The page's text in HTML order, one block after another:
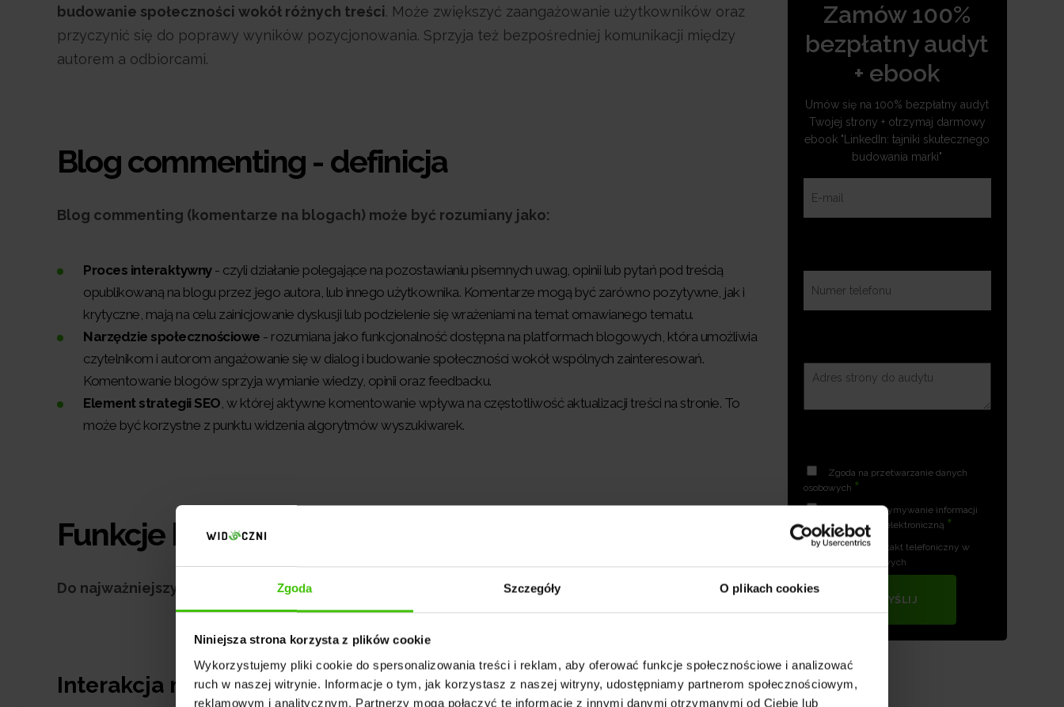
Zgoda Szczegóły O plikach cookies
Niniejsza strona korzysta z plików cookie
Wykorzystujemy pliki cookie do spersonalizowania treści i reklam, aby oferować funkcje społecznościowe i analizować
ruch w naszej witrynie. Informacje o tym, jak korzystasz z naszej witryny, udostępniamy partnerom społecznościowym,
reklamowym i analitycznym. Partnerzy mogą połączyć te informacje z innymi danymi otrzymanymi od Ciebie lub
budowanie społeczności wokół różnych treści. Może zwiększyć zaangażowanie użytkowników oraz
przyczynić się do poprawy wyników pozycjonowania. Sprzyja też bezpośredniej komunikacji między
autorem a odbiorcami.
Blog commenting - definicja
Blog commenting (komentarze na blogach) może być rozumiany jako:
Proces interaktywny- czyli działanie polegające na pozostawianiu pisemnych uwag, opinii lub pytań pod treścią
opublikowaną na blogu przez jego autora, lub innego użytkownika. Komentarze mogą być zarówno pozytywne, jak i
krytyczne, mają na celu zainicjowanie dyskusji lub podzielenie się wrażeniami na temat omawianego tematu.
Narzędzie społecznościowe - rozumiana jako funkcjonalność dostępna na platformach blogowych, która umożliwia
czytelnikom i autorom angażowanie się w dialog i budowanie społeczności wokół wspólnych zainteresowań.
Komentowanie blogów sprzyja wymianie wiedzy, opinii oraz feedbacku.
Element strategii SEO, w której aktywne komentowanie wpływa na częstotliwość aktualizacji treści na stronie. To
może być korzystne z punktu widzenia algorytmów wyszukiwarek.
Funkcje blog commenting’u
Do najważniejszych funkcji blog commenting’u należą:
Interakcja między czytelnikami a autorem
Zamów 100%
bezpłatny audyt
+ ebook
Umów się na 100% bezpłatny audyt
Twojej strony + otrzymaj darmowy
ebook "LinkedIn: tajniki skutecznego
budowania marki"
Zgoda na przetwarzanie danych
osobowych *
Zgoda na otrzymywanie informacji
handlowych drogą elektroniczną *
Zgoda na kontakt telefoniczny w
celach marketingowych
WYŚLIJ